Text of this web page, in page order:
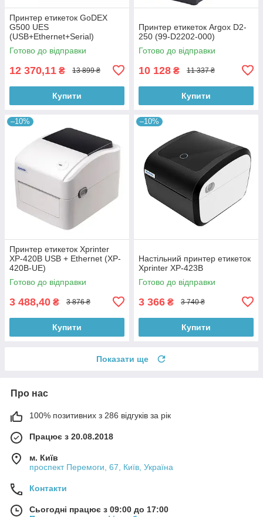
Принтер етикеток GoDEX
G500 UES
(USB+Ethernet+Serial)
Готово до відправки
12 370,11 ₴ 13 899 ₴
Купити
Принтер етикеток Argox D2-
250 (99-D2202-000)
Готово до відправки
10 128 ₴ 11 337 ₴
Купити
–10%
Принтер етикеток Xprinter
XP-420B USB + Ethernet (XP-
420B-UE)
Готово до відправки
3 488,40 ₴ 3 876 ₴
Купити
–10%
Настільний принтер етикеток
Xprinter XP-423B
Готово до відправки
3 366 ₴ 3 740 ₴
Купити
Показати ще
Про нас
100% позитивних з 286 відгуків за рік
Працює з 20.08.2018
м. Київ
проспект Перемоги, 67, Київ, Україна
Контакти
Сьогодні працює з 09:00 до 17:00